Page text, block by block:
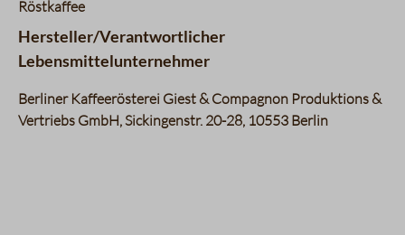
Röstkaffee
Hersteller/Verantwortlicher
Lebensmittelunternehmer
Berliner Kaffeerösterei Giest & Compagnon Produktions &
Vertriebs GmbH, Sickingenstr. 20-28, 10553 Berlin